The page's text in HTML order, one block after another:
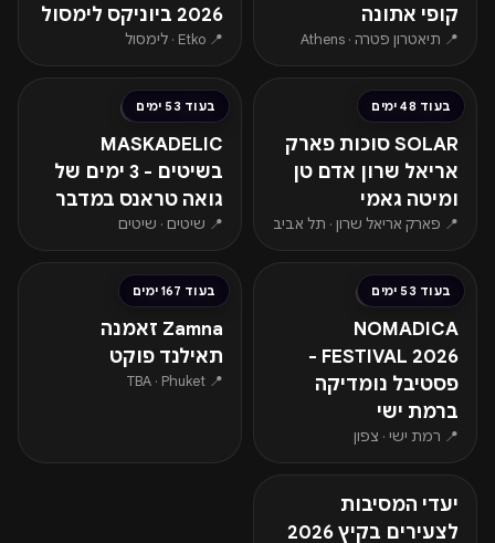
קופי אתונה
📍 תיאטרון פטרה · Athens
2026 ביוניקס לימסול
📍 Etko · לימסול
בעוד 48 ימים
שבת · 26.09
SOLAR סוכות פארק
אריאל שרון אדם טן
ומיטה גאמי
📍 פארק אריאל שרון · תל אביב
בעוד 53 ימים
חמישי · 01.10
MASKADELIC
בשיטים - 3 ימים של
גואה טראנס במדבר
📍 שיטים · שיטים
בעוד 53 ימים
החל מ-₪199
חמישי · 01.10
NOMADICA
FESTIVAL 2026 -
פסטיבל נומדיקה
ברמת ישי
📍 רמת ישי · צפון
בעוד 167 ימים
שבת · 23.01
Zamna זאמנה
תאילנד פוקט
📍 TBA · Phuket
יעדי המסיבות
לצעירים בקיץ 2026